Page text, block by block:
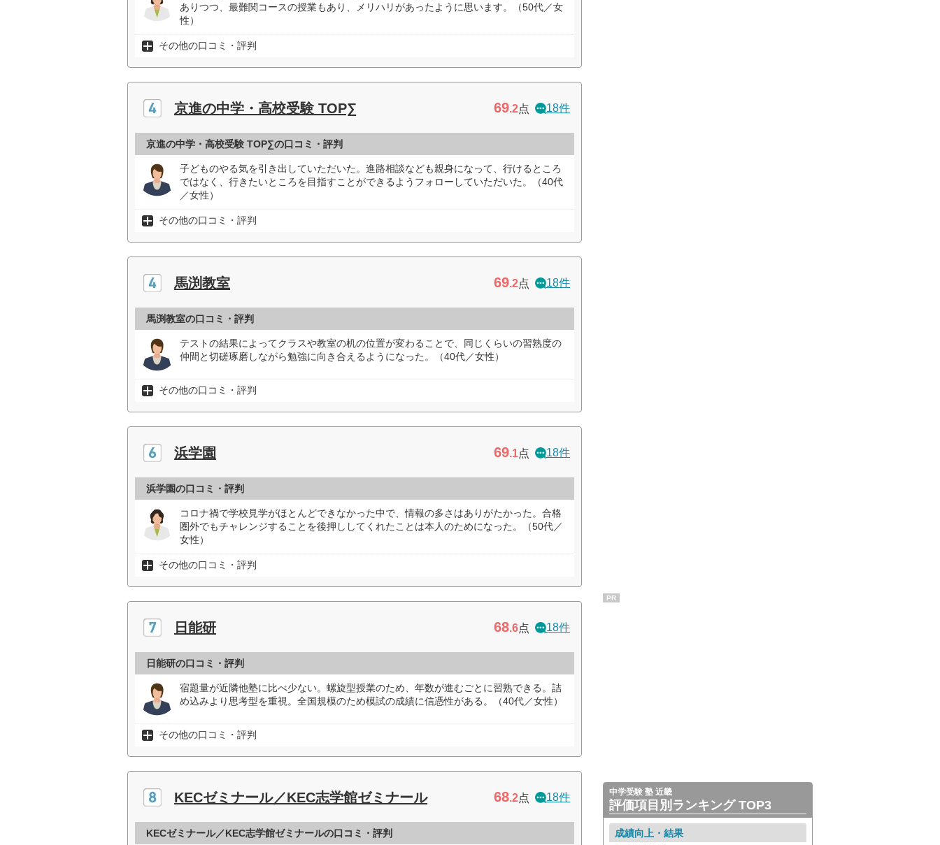
ありつつ、最難関コースの授業もあり、メリハリがあったように思います。（50代／女
性）
その他の口コミ・評判
京進の中学・高校受験 TOP∑ 69.2点 18件
京進の中学・高校受験 TOP∑の口コミ・評判
子どものやる気を引き出していただいた。進路相談なども親身になって、行けるところ
ではなく、行きたいところを目指すことができるようフォローしていただいた。（40代
／女性）
その他の口コミ・評判
馬渕教室 69.2点 18件
馬渕教室の口コミ・評判
テストの結果によってクラスや教室の机の位置が変わることで、同じくらいの習熟度の
仲間と切磋琢磨しながら勉強に向き合えるようになった。（40代／女性）
その他の口コミ・評判
浜学園 69.1点 18件
浜学園の口コミ・評判
コロナ禍で学校見学がほとんどできなかった中で、情報の多さはありがたかった。合格
圏外でもチャレンジすることを後押ししてくれたことは本人のためになった。（50代／
女性）
その他の口コミ・評判
日能研 68.6点 18件
日能研の口コミ・評判
宿題量が近隣他塾に比べ少ない。螺旋型授業のため、年数が進むごとに習熟できる。詰
め込みより思考型を重視。全国規模のため模試の成績に信憑性がある。（40代／女性）
その他の口コミ・評判
KECゼミナール／KEC志学館ゼミナール 68.2点 18件
KECゼミナール／KEC志学館ゼミナールの口コミ・評判
PR
中学受験 塾 近畿
評価項目別ランキング TOP3
成績向上・結果